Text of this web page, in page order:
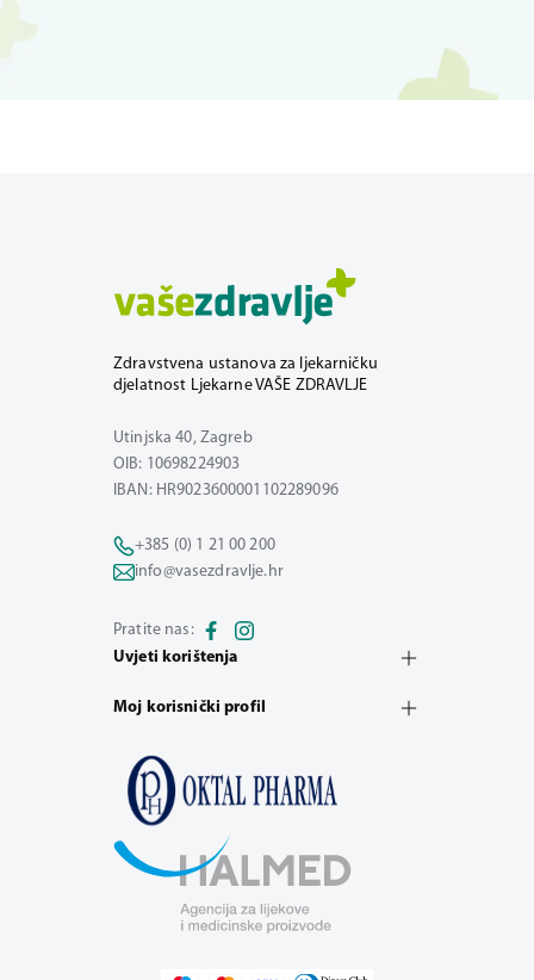
Zdravstvena ustanova za ljekarničku
djelatnost Ljekarne VAŠE ZDRAVLJE
Utinjska 40, Zagreb
OIB: 10698224903
IBAN: HR9023600001102289096
+385 (0) 1 21 00 200
info@vasezdravlje.hr
Pratite nas:
Uvjeti korištenja
Moj korisnički profil